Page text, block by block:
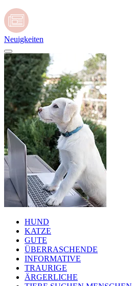
Neuigkeiten
HUND
KATZE
GUTE
ÜBERRASCHENDE
INFORMATIVE
TRAURIGE
ÄRGERLICHE